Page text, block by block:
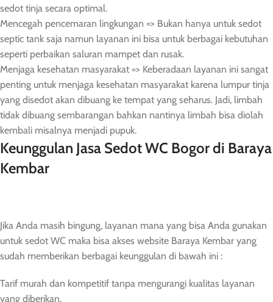
sedot tinja secara optimal.
Mencegah pencemaran lingkungan => Bukan hanya untuk sedot
septic tank saja namun layanan ini bisa untuk berbagai kebutuhan
seperti perbaikan saluran mampet dan rusak.
Menjaga kesehatan masyarakat => Keberadaan layanan ini sangat
penting untuk menjaga kesehatan masyarakat karena lumpur tinja
yang disedot akan dibuang ke tempat yang seharus. Jadi, limbah
tidak dibuang sembarangan bahkan nantinya limbah bisa diolah
kembali misalnya menjadi pupuk.
Keunggulan Jasa Sedot WC Bogor di Baraya
Kembar
Jika Anda masih bingung, layanan mana yang bisa Anda gunakan
untuk sedot WC maka bisa akses website Baraya Kembar yang
sudah memberikan berbagai keunggulan di bawah ini :
Tarif murah dan kompetitif tanpa mengurangi kualitas layanan
yang diberikan.